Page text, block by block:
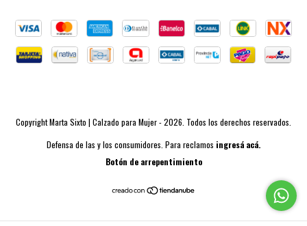
Copyright Marta Sixto | Calzado para Mujer - 2026. Todos los derechos reservados.
Defensa de las y los consumidores. Para reclamos ingresá acá.
Botón de arrepentimiento